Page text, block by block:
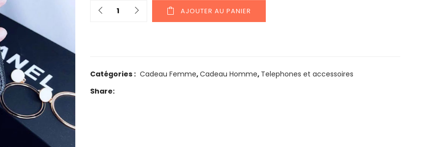
Quantity
AJOUTER AU PANIER
Catégories : Cadeau Femme,Cadeau Homme, Telephones et accessoires
Share: